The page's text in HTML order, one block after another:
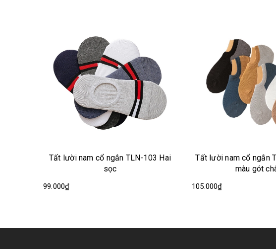
cổ ngắn TLN-103 Hai
Tất lười nam cổ ngắn TLN-101 Phối
Tất